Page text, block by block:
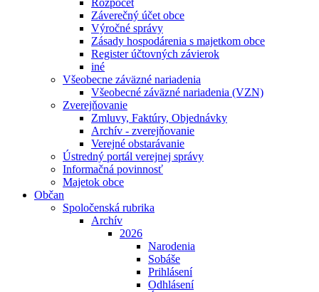
Rozpočet
Záverečný účet obce
Výročné správy
Zásady hospodárenia s majetkom obce
Register účtovných závierok
iné
Všeobecne záväzné nariadenia
Všeobecné záväzné nariadenia (VZN)
Zverejňovanie
Zmluvy, Faktúry, Objednávky
Archív - zverejňovanie
Verejné obstarávanie
Ústredný portál verejnej správy
Informačná povinnosť
Majetok obce
Občan
Spoločenská rubrika
Archív
2026
Narodenia
Sobáše
Prihlásení
Odhlásení